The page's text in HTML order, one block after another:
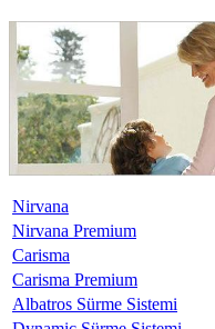
Nirvana
Nirvana Premium
Carisma
Carisma Premium
Albatros Sürme Sistemi